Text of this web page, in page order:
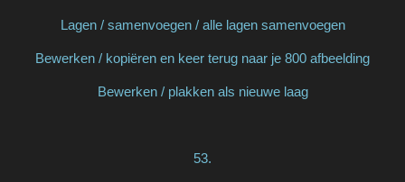
Lagen / samenvoegen / alle lagen samenvoegen
Bewerken / kopiëren en keer terug naar je 800 afbeelding
Bewerken / plakken als nieuwe laag
53.